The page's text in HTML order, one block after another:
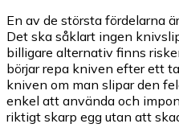
En av de största fördelarna
Det ska såklart ingen
billigare alternativ finns
börjar repa kniven efter ett
kniven om man slipar den
enkel att använda och
riktigt skarp egg utan att